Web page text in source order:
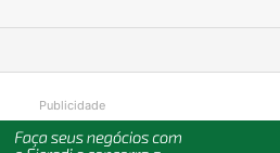
de manutenção
Publicidade